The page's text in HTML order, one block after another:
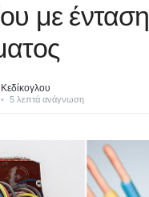
με ένταση
• 5 λεπτά ανάγνωση